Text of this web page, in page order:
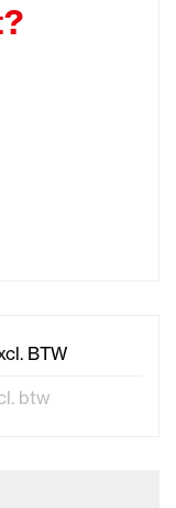
BTW
btw